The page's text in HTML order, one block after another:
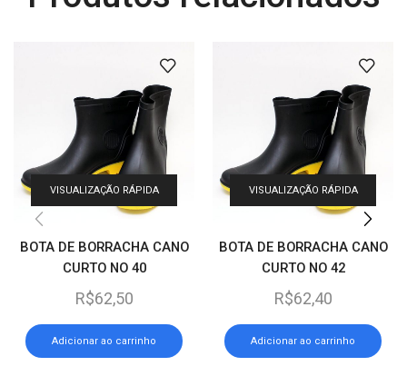
VISUALIZAÇÃO RÁPIDA
BOTA DE BORRACHA CANO
CURTO NO 40
R$62,50
Adicionar ao carrinho
VISUALIZAÇÃO RÁPIDA
BOTA DE BORRACHA CANO
CURTO NO 42
R$62,40
Adicionar ao carrinho